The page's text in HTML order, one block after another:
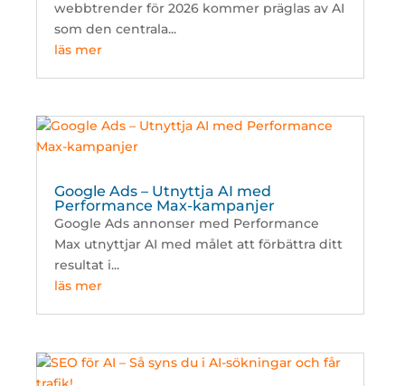
webbtrender för 2026 kommer präglas av AI
som den centrala...
läs mer
Google Ads – Utnyttja AI med
Performance Max-kampanjer
Google Ads annonser med Performance
Max utnyttjar AI med målet att förbättra ditt
resultat i...
läs mer